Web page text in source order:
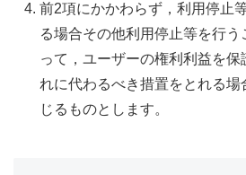
前2項にかかわらず，利用停止
る場合その他利用停止等を行
って，ユーザーの権利利益を保
れに代わるべき措置をとれる
じるものとします。